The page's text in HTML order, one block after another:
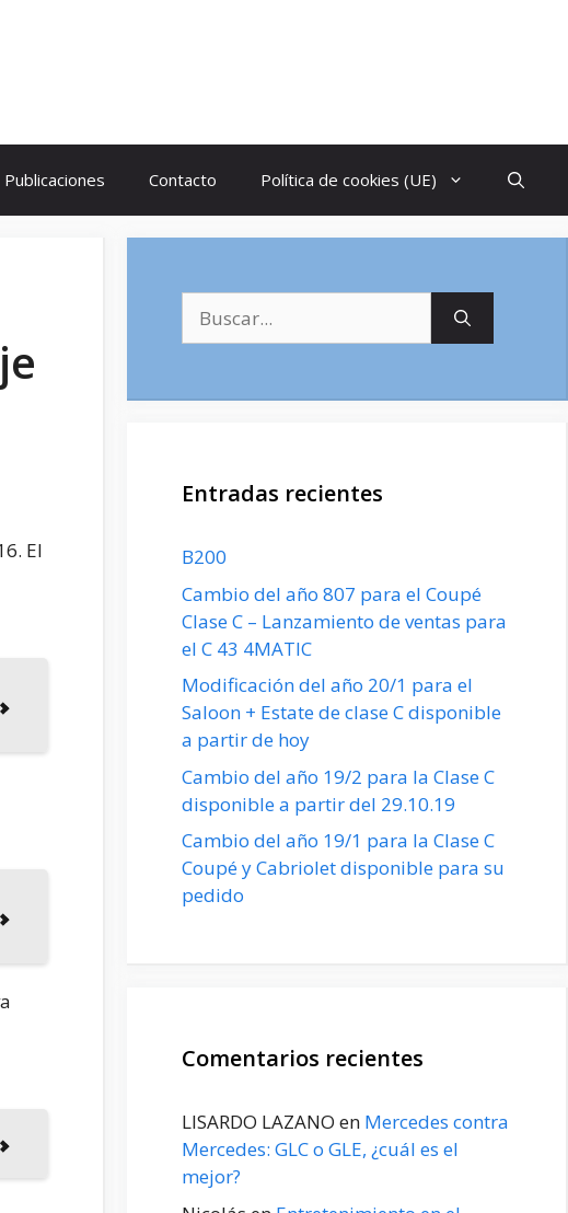
Publicaciones Contacto Política de cookies (UE)
El
Entradas recientes
B200
Cambio del año 807 para el Coupé
Clase C – Lanzamiento de ventas para
el C 43 4MATIC
Modificación del año 20/1 para el
Saloon + Estate de clase C disponible
a partir de hoy
Cambio del año 19/2 para la Clase C
disponible a partir del 29.10.19
Cambio del año 19/1 para la Clase C
Coupé y Cabriolet disponible para su
pedido
Comentarios recientes
LISARDO LAZANO en Mercedes contra
Mercedes: GLC o GLE, ¿cuál es el
mejor?